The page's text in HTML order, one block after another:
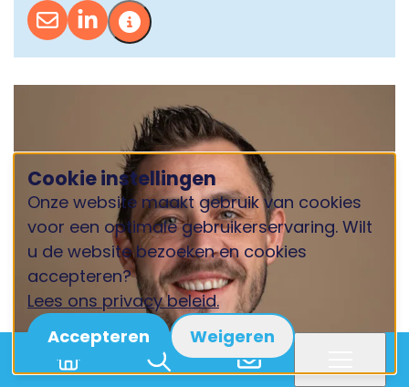
Cookie instellingen
Onze website maakt gebruik van cookies
voor een optimale gebruikerservaring. Wilt
u de website bezoeken en cookies
accepteren?
Lees ons privacy beleid.
Accepteren
Weigeren